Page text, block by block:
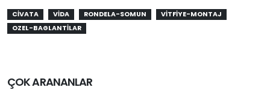
CIVATA VIDA RONDELA-SOMUN
VITFIYE-MONTAJ
OZEL-BAGLANTILAR
ÇOK ARANANLAR